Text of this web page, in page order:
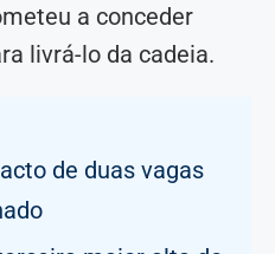
a conceder
livrá-lo da cadeia.
de duas vagas